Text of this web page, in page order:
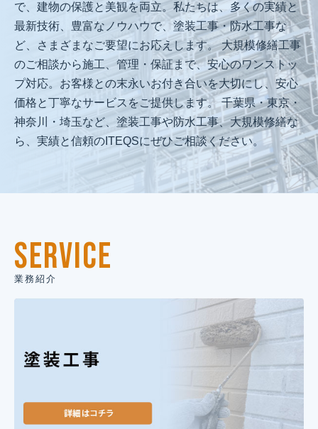
で、建物の保護と美観を両立。私たちは、多くの実績と
最新技術、豊富なノウハウで、塗装工事・防水工事な
ど、さまざまなご要望にお応えします。 大規模修繕工事
のご相談から施工、管理・保証まで、安心のワンストッ
プ対応。お客様との末永いお付き合いを大切にし、安心
価格と丁寧なサービスをご提供します。 千葉県・東京・
神奈川・埼玉など、塗装工事や防水工事、大規模修繕な
ら、実績と信頼のITEQSにぜひご相談ください。
SERVICE
業務紹介